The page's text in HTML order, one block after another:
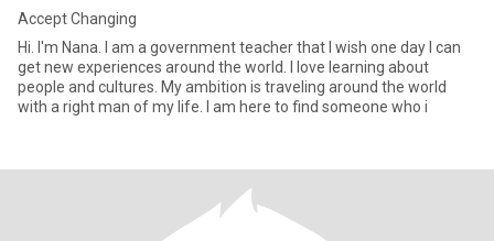
Accept Changing
Hi. I'm Nana. I am a government teacher that I wish one day I can
get new experiences around the world. I love learning about
people and cultures. My ambition is traveling around the world
with a right man of my life. I am here to find someone who i